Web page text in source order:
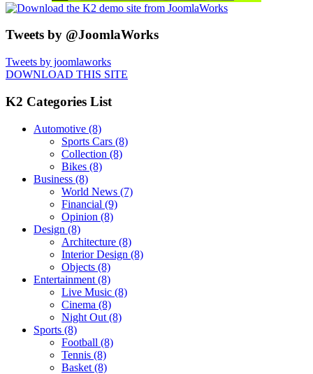
Tweets by @JoomlaWorks
Tweets by joomlaworks
DOWNLOAD THIS SITE
K2 Categories List
Automotive (8)
Sports Cars (8)
Collection (8)
Bikes (8)
Business (8)
World News (7)
Financial (9)
Opinion (8)
Design (8)
Architecture (8)
Interior Design (8)
Objects (8)
Entertainment (8)
Live Music (8)
Cinema (8)
Night Out (8)
Sports (8)
Football (8)
Tennis (8)
Basket (8)